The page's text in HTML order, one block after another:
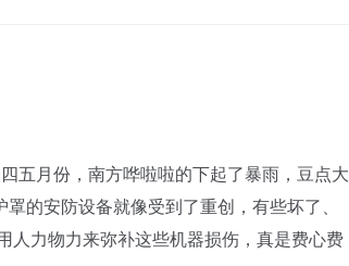
月份，南方哗啦啦的下起了暴雨，豆点大
的安防设备就像受到了重创，有些坏了、
人力物力来弥补这些机器损伤，真是费心费